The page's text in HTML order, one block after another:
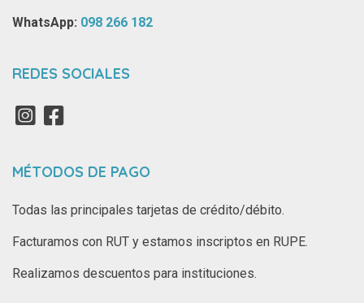
WhatsApp: ‪ 098 266 182‬
REDES SOCIALES
MÉTODOS DE PAGO
Todas las principales tarjetas de crédito/débito.
Facturamos con RUT y estamos inscriptos en RUPE.
Realizamos descuentos para instituciones.